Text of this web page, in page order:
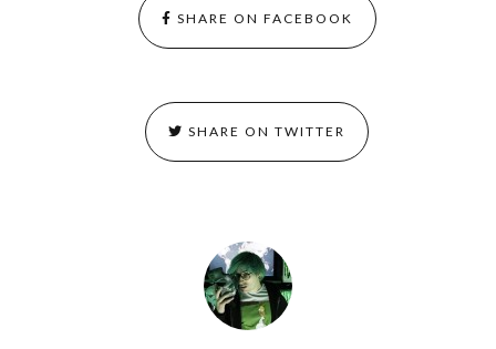
SHARE ON FACEBOOK
SHARE ON TWITTER